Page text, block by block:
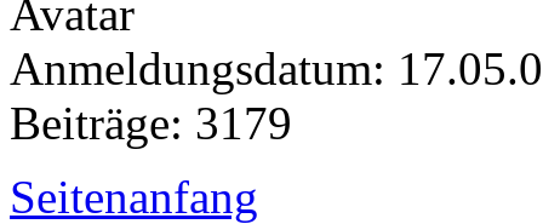
Anmeldungsdatum:
Beiträge: 3179
Seitenanfang